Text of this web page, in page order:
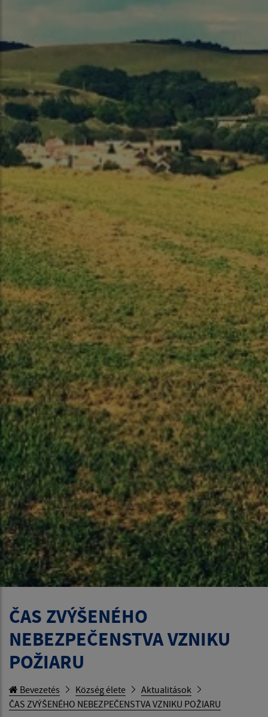
ČAS ZVÝŠENÉHO
NEBEZPEČENSTVA VZNIKU
POŽIARU
Bevezetés Község élete
Aktualitások
ČAS ZVÝŠENÉHO NEBEZPEČENSTVA VZNIKU POŽIARU